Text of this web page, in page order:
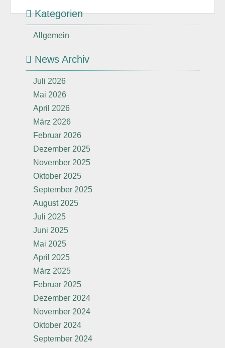
Kategorien
Allgemein
News Archiv
Juli 2026
Mai 2026
April 2026
März 2026
Februar 2026
Dezember 2025
November 2025
Oktober 2025
September 2025
August 2025
Juli 2025
Juni 2025
Mai 2025
April 2025
März 2025
Februar 2025
Dezember 2024
November 2024
Oktober 2024
September 2024